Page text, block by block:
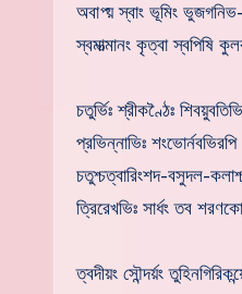
অবাপ্য় স্বাং ভূমিং ভুজগনিভ-
স্বমাত্মানং কৃত্বা স্বপিষি
চতুর্ভিঃ শ্রীকণ্ঠৈঃ
প্রভিন্নাভিঃ
চতুশ্চত্বারিংশদ-বসুদল-
ত্রিরেখভিঃ সার্ধং তব
ত্বদীয়ং সৌন্দর্য়ং